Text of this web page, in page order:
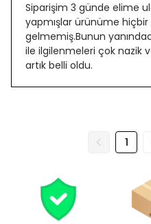
Siparişim 3 günde elime
yapmışlar ürünüme hiçbir
gelmemiş.Bunun
ile ilgilenmeleri çok nazik
artık belli oldu.
1